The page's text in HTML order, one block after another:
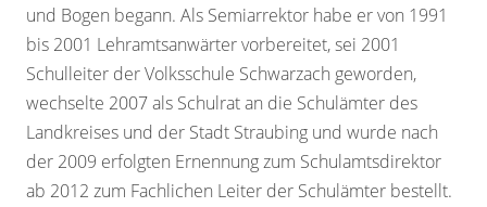
und Bogen begann. Als Semiarrektor habe er von 1991
bis 2001 Lehramtsanwärter vorbereitet, sei 2001
Schulleiter der Volksschule Schwarzach geworden,
wechselte 2007 als Schulrat an die Schulämter des
Landkreises und der Stadt Straubing und wurde nach
der 2009 erfolgten Ernennung zum Schulamtsdirektor
ab 2012 zum Fachlichen Leiter der Schulämter bestellt.